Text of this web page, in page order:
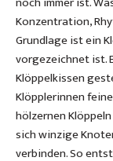
Konzentration,
Grundlage ist ein
vorgezeichnet ist.
Klöppelkissen
Klöpplerinnen
hölzernen
sich winzige
verbinden. So